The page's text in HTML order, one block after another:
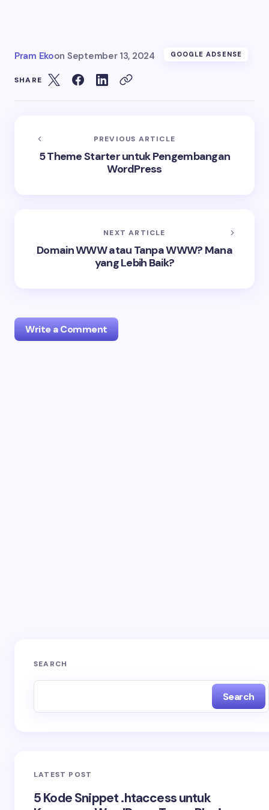
Pram Ekoon September 13, 2024 GOOGLE ADSENSE
SHARE
PREVIOUS ARTICLE
5 Theme Starter untuk Pengembangan
WordPress
NEXT ARTICLE
Domain WWW atau Tanpa WWW? Mana
yang Lebih Baik?
Write a Comment
SEARCH
Search
LATEST POST
5 Kode Snippet .htaccess untuk